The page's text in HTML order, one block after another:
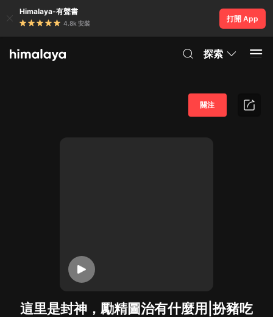
Himalaya-有聲書
4.8k 安裝
打開 App
探索
這里是封神，勵精圖治有什麼用|扮豬吃
關注